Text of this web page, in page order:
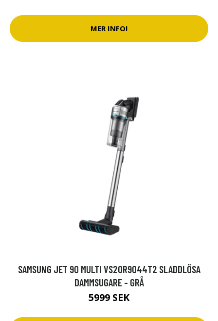
MER INFO!
SAMSUNG JET 90 MULTI VS20R9044T2 SLADDLÖSA
DAMMSUGARE - GRÅ
5999 SEK